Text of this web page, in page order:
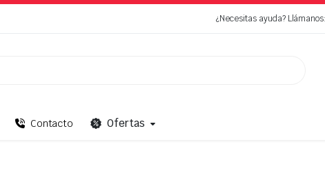
¿Necesitas ayuda?
Contacto Ofertas